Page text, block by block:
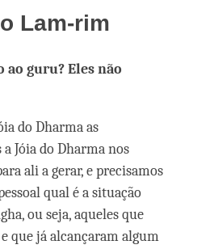
Lam-rim
ao guru? Eles não
do Dharmaas
a Jóia do Dharma nos
ali a gerar, e precisamos
qual é a situação
ou seja, aqueles que
que já alcançaram algum